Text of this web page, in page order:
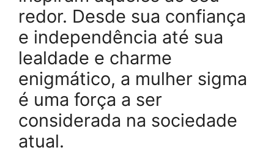
redor. Desde sua confiança
e independência até sua
lealdade e charme
enigmático, a mulher sigma
é uma força a ser
considerada na sociedade
atual.